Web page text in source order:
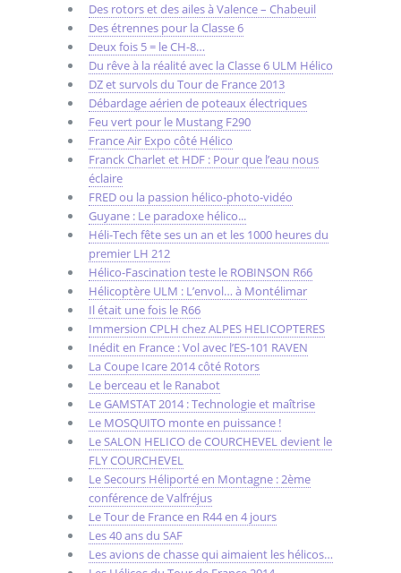
Des rotors et des ailes à Valence – Chabeuil
Des étrennes pour la Classe 6
Deux fois 5 = le CH-8…
Du rêve à la réalité avec la Classe 6 ULM Hélico
DZ et survols du Tour de France 2013
Débardage aérien de poteaux électriques
Feu vert pour le Mustang F290
France Air Expo côté Hélico
Franck Charlet et HDF : Pour que l’eau nous
éclaire
FRED ou la passion hélico-photo-vidéo
Guyane : Le paradoxe hélico...
Héli-Tech fête ses un an et les 1000 heures du
premier LH 212
Hélico-Fascination teste le ROBINSON R66
Hélicoptère ULM : L’envol… à Montélimar
Il était une fois le R66
Immersion CPLH chez ALPES HELICOPTERES
Inédit en France : Vol avec l’ES-101 RAVEN
La Coupe Icare 2014 côté Rotors
Le berceau et le Ranabot
Le GAMSTAT 2014 : Technologie et maîtrise
Le MOSQUITO monte en puissance !
Le SALON HELICO de COURCHEVEL devient le
FLY COURCHEVEL
Le Secours Héliporté en Montagne : 2ème
conférence de Valfréjus
Le Tour de France en R44 en 4 jours
Les 40 ans du SAF
Les avions de chasse qui aimaient les hélicos…